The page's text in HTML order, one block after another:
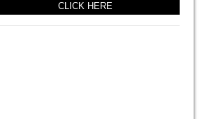
CLICK HERE